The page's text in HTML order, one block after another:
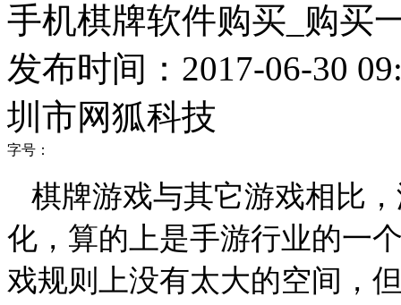
手机棋牌软件购买_购买
发布时间：2017-06-30
圳市网狐科技
字号：
棋牌游戏与其它游戏相比
化，算的上是手游行业的一
戏规则上没有太大的空间，